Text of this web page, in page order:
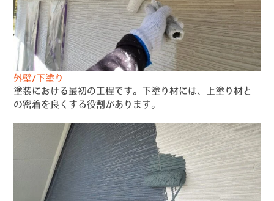
外壁/下塗り
塗装における最初の工程です。下塗り材には、上塗り材と
の密着を良くする役割があります。